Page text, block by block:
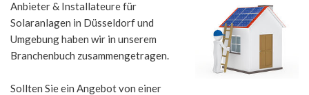
Anbieter & Installateure für
Solaranlagen in Düsseldorf und
Umgebung haben wir in unserem
Branchenbuch zusammengetragen.
Sollten Sie ein Angebot von einer